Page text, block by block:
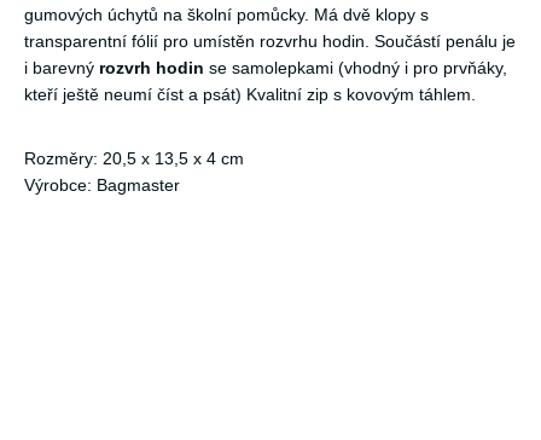
gumových úchytů na školní pomůcky. Má dvě klopy s
transparentní fólií pro umístěn rozvrhu hodin. Součástí penálu je
i barevný rozvrh hodin se samolepkami (vhodný i pro prvňáky,
kteří ještě neumí číst a psát) Kvalitní zip s kovovým táhlem.
Rozměry: 20,5 x 13,5 x 4 cm
Výrobce: Bagmaster